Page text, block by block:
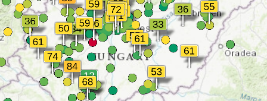
kerület
18 53 Szeged
19
53 Budapest II.
kerület
20 51 Törökszentmiklós
21 50
Ajka
22
50 Pécs
18 19 Budapest XII.
kerület
19 19
Budaörs
20 19
Zalaegerszeg
21
20
Eger
22 20 Budapest